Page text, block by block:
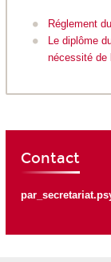
Réglement
Le diplôme
nécessité de
Contact